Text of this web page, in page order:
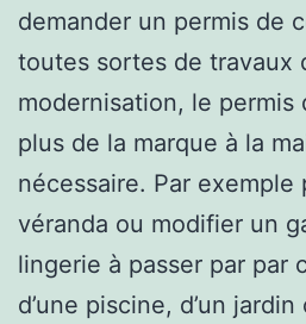
demander un permis de
toutes sortes de travaux
modernisation, le permis
plus de la marque à la
nécessaire. Par exemple
véranda ou modifier un
lingerie à passer par par
d’une piscine, d’un